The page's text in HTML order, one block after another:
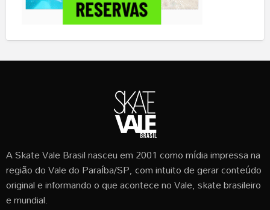
A Skate Vale Brasil nasceu em 2001 como mídia impressa na
região do Vale do Paraíba/SP, com intuito de gerar conteúdo
original e informando o que acontece no Vale, skate brasileiro
e mundial.